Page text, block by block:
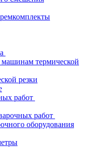
машинам термической
резки
работ
работ
оборудования